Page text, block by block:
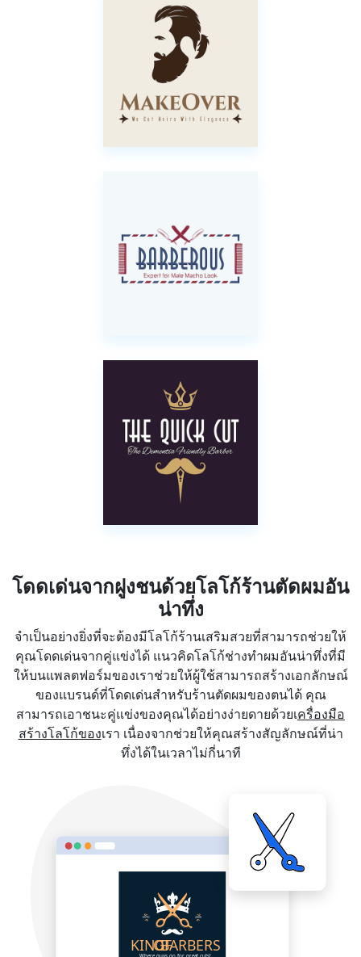
โดดเด่นจากฝูงชนด้วยโลโก้ร้านตัดผมอัน
น่าทึ่ง
จำเป็นอย่างยิ่งที่จะต้องมีโลโก้ร้านเสริมสวยที่สามารถช่วยให้
คุณโดดเด่นจากคู่แข่งได้ แนวคิดโลโก้ช่างทำผมอันน่าทึ่งที่มี
ให้บนแพลตฟอร์มของเราช่วยให้ผู้ใช้สามารถสร้างเอกลักษณ์
ของแบรนด์ที่โดดเด่นสำหรับร้านตัดผมของตนได้ คุณ
สามารถเอาชนะคู่แข่งของคุณได้อย่างง่ายดายด้วยเครื่องมือ
สร้างโลโก้ของเรา เนื่องจากช่วยให้คุณสร้างสัญลักษณ์ที่น่า
ทึ่งได้ในเวลาไม่กี่นาที